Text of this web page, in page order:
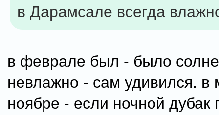
в Дарамсале всегда
в феврале был - было
невлажно - сам удивился. в
ноябре - если ночной дубак